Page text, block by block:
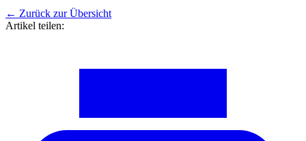
← Zurück zur Übersicht
Artikel teilen: